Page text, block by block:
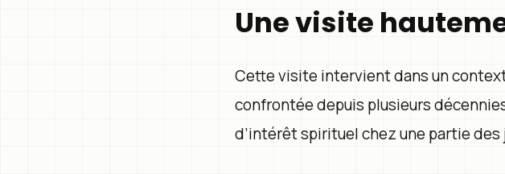
Une visite
Cette visite intervient dans un
confrontée depuis plusieurs
d’intérêt spirituel chez une partie